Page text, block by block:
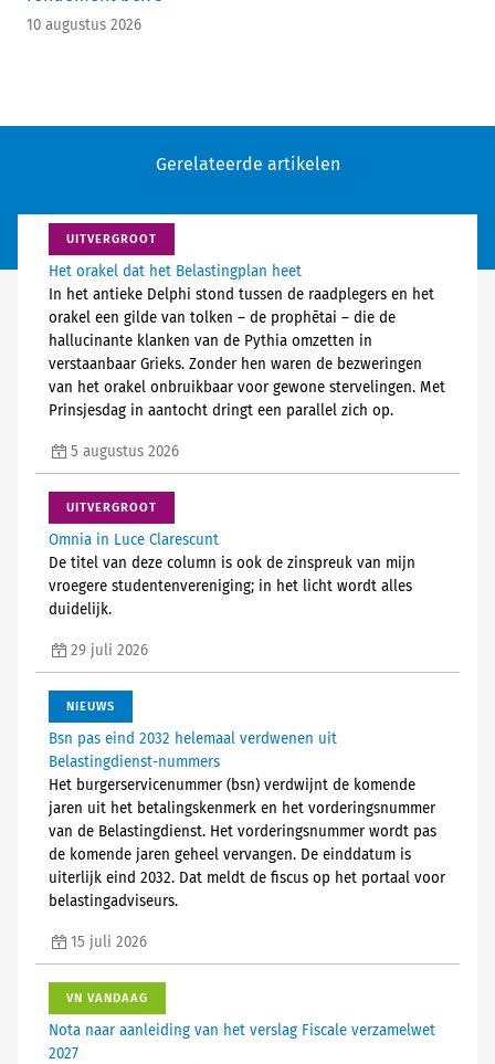
10 augustus 2026
Gerelateerde artikelen
UITVERGROOT
Het orakel dat het Belastingplan heet
In het antieke Delphi stond tussen de raadplegers en het
orakel een gilde van tolken – de prophētai – die de
hallucinante klanken van de Pythia omzetten in
verstaanbaar Grieks. Zonder hen waren de bezweringen
van het orakel onbruikbaar voor gewone stervelingen. Met
Prinsjesdag in aantocht dringt een parallel zich op.
5 augustus 2026
UITVERGROOT
Omnia in Luce Clarescunt
De titel van deze column is ook de zinspreuk van mijn
vroegere studentenvereniging; in het licht wordt alles
duidelijk.
29 juli 2026
NIEUWS
Bsn pas eind 2032 helemaal verdwenen uit
Belastingdienst-nummers
Het burgerservicenummer (bsn) verdwijnt de komende
jaren uit het betalingskenmerk en het vorderingsnummer
van de Belastingdienst. Het vorderingsnummer wordt pas
de komende jaren geheel vervangen. De einddatum is
uiterlijk eind 2032. Dat meldt de fiscus op het portaal voor
belastingadviseurs.
15 juli 2026
VN VANDAAG
Nota naar aanleiding van het verslag Fiscale verzamelwet
2027